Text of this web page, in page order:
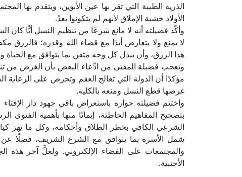
الذرية الطيبة التي تقر بها عين الأبوين، ويتقدم بها
الأولاد خشية الإملاق لأنهم لم يتكونوا بعدُ.
وأكَّد فضيلته أنه لا مانع شرعًا من تنظيم النسل أيًّا
لا يمنع ولا يتعارض أبدًا مع قضاء الله وقدره؛
هذا الرزق، وأن يبذل كل وجه متقن بما يتوافق مع الحياة
وتعجب فضيلة المفتي من ادِّعاء البعض بأن الغرض من
مؤكدًا أن الدولة التي تعالج العقم وتحرص على الرعاية
غرضها قطع النسل ومنعه بالكلية.
واختتم فضيلته حواره باستعراض باقي جهود دار
بتصحيح المفاهيم الخاطئة، إيمانًا منها بأهمية
الشرعي الكافي بخطر الطلاق وأحكامه، وكل ما يهز
شمل الأسرة بما يتوافق مع الشرع الشريف، فضلًا عن
والمجتمعات على الفضاء الإلكتروني. ولعلَّ آخر هذه
الأجنبية.